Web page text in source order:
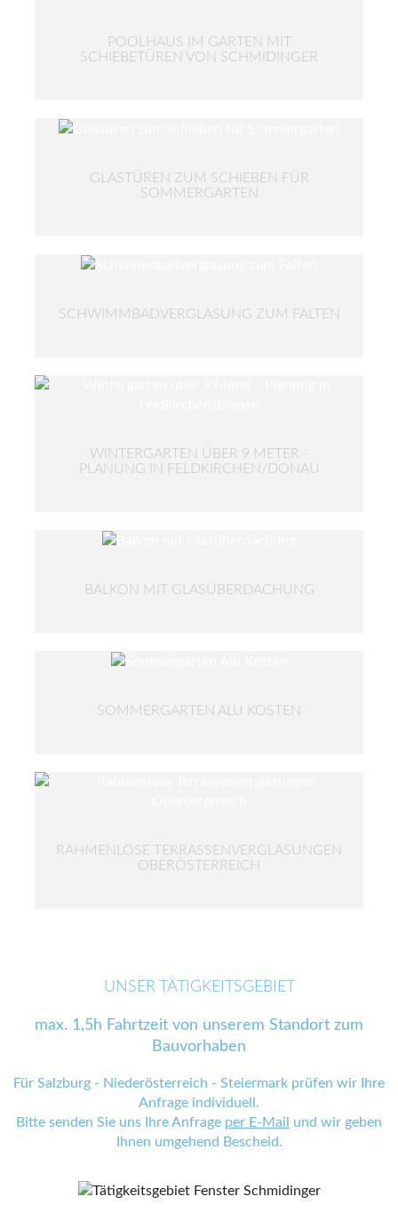
POOLHAUS IM GARTEN MIT
SCHIEBETÜREN VON SCHMIDINGER
GLASTÜREN ZUM SCHIEBEN FÜR
SOMMERGARTEN
SCHWIMMBADVERGLASUNG ZUM FALTEN
WINTERGARTEN ÜBER 9 METER -
PLANUNG IN FELDKIRCHEN/DONAU
BALKON MIT GLASÜBERDACHUNG
SOMMERGARTEN ALU KOSTEN
RAHMENLOSE TERRASSENVERGLASUNGEN
OBERÖSTERREICH
UNSER TÄTIGKEITSGEBIET
max. 1,5h Fahrtzeit von unserem Standort zum
Bauvorhaben
Für Salzburg - Niederösterreich - Steiermark prüfen wir Ihre
Anfrage individuell.
Bitte senden Sie uns Ihre Anfrage per E-Mail
und wir geben
Ihnen umgehend Bescheid.